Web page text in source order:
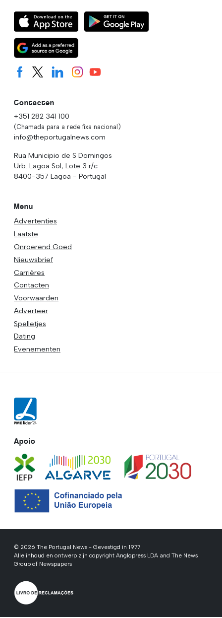
Contacten
+351 282 341 100
(Chamada para a rede fixa nacional)
info@theportugalnews.com
Rua Municipio de S Domingos
Urb. Lagoa Sol, Lote 3 r/c
8400-357 Lagoa - Portugal
Menu
Advertenties
Laatste
Onroerend Goed
Nieuwsbrief
Carrières
Contacten
Voorwaarden
Adverteer
Spelletjes
Dating
Evenementen
Apoio
© 2026 The Portugal News - Gevestigd in 1977
Alle inhoud en ontwerp zijn copyright Anglopress LDA and The News
Group of Newspapers